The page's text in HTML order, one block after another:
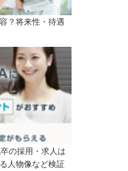
？将来性・待遇
の採用・求人は
人物像など検証